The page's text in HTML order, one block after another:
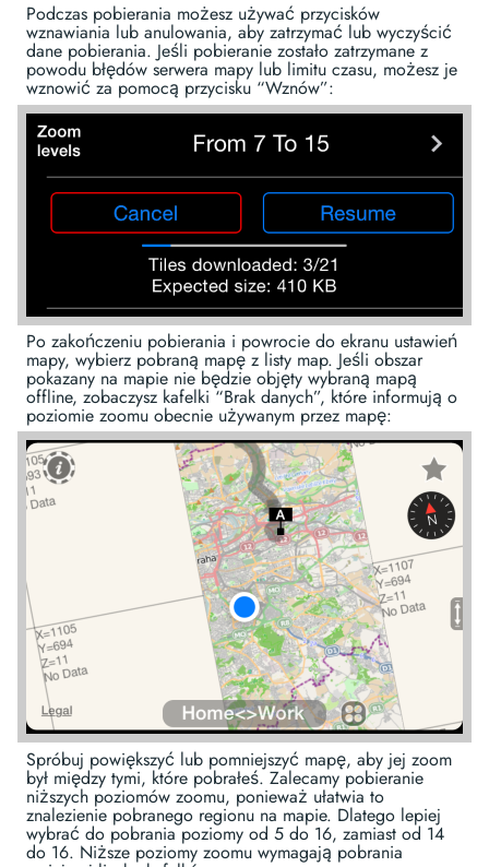
Podczas pobierania możesz używać przycisków
wznawiania lub anulowania, aby zatrzymać lub wyczyścić
dane pobierania. Jeśli pobieranie zostało zatrzymane z
powodu błędów serwera mapy lub limitu czasu, możesz je
wznowić za pomocą przycisku “Wznów”:
Po zakończeniu pobierania i powrocie do ekranu ustawień
mapy, wybierz pobraną mapę z listy map. Jeśli obszar
pokazany na mapie nie będzie objęty wybraną mapą
offline, zobaczysz kafelki “Brak danych”, które informują o
poziomie zoomu obecnie używanym przez mapę:
Spróbuj powiększyć lub pomniejszyć mapę, aby jej zoom
był między tymi, które pobrałeś. Zalecamy pobieranie
niższych poziomów zoomu, ponieważ ułatwia to
znalezienie pobranego regionu na mapie. Dlatego lepiej
wybrać do pobrania poziomy od 5 do 16, zamiast od 14
do 16. Niższe poziomy zoomu wymagają pobrania